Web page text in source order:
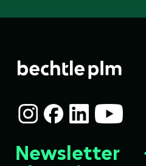
Newsletter